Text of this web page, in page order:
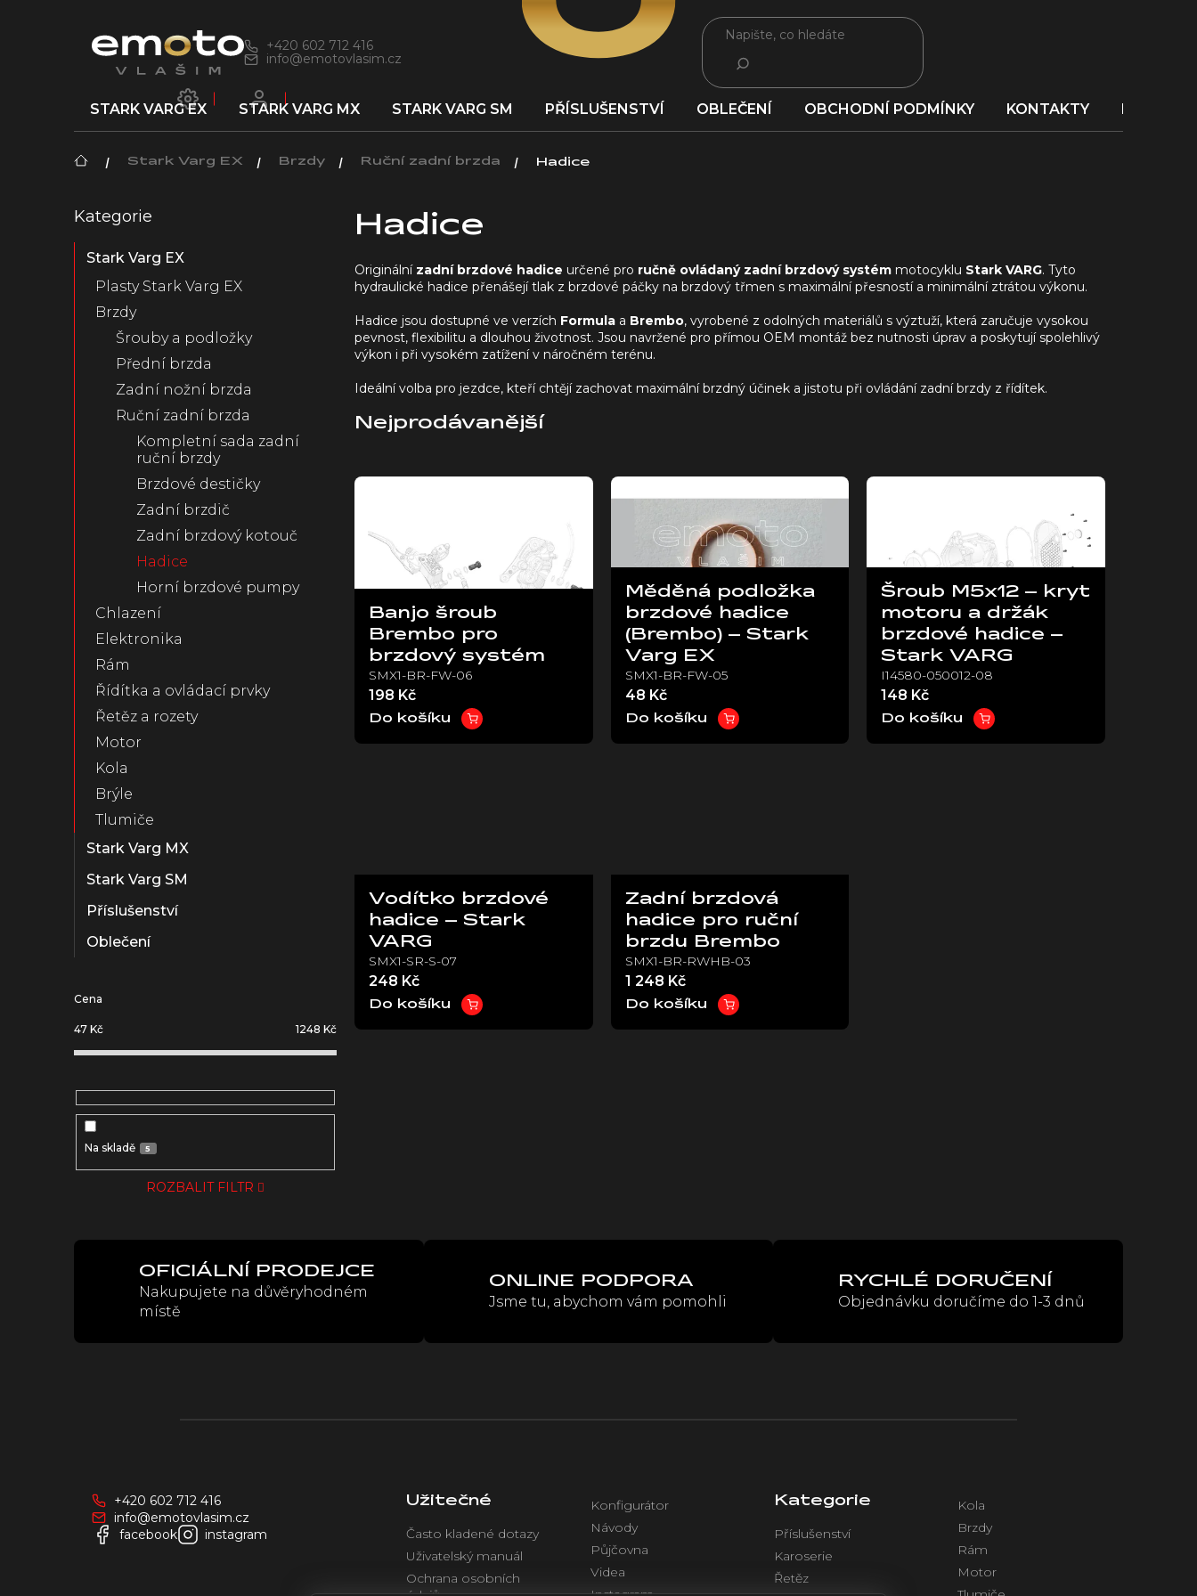
+420 602 712 416
info@emotovlasim.cz
HLEDAT
STARK VARG EX STARK VARG MX STARK VARG SM PŘÍSLUŠENSTVÍ OBLEČENÍ OBCHODNÍ PODMÍNKY KONTAKTY
DomůStark Varg EX Brzdy Ruční zadní brzda Hadice
o
s
Přeskočit
Kategorie
Stark Varg EX
Plasty Stark Varg EX
Brzdy
Šrouby a podložky
Přední brzda
Zadní nožní brzda
Ruční zadní brzda
Kompletní sada zadní
ruční brzdy
Brzdové destičky
Zadní brzdič
Zadní brzdový kotouč
Hadice
Horní brzdové pumpy
Chlazení
Elektronika
Rám
Řídítka a ovládací prvky
Řetěz a rozety
Motor
Kola
Brýle
Tlumiče
Stark Varg MX
Stark Varg SM
Příslušenství
Oblečení
Cena
47 Kč 1248 Kč
Na skladě 5
ROZBALIT FILTR
Hadice
Originální zadní brzdové hadice určené pro ručně ovládaný zadní brzdový systém motocyklu Stark VARG. Tyto
hydraulické hadice přenášejí tlak z brzdové páčky na brzdový třmen s maximální přesností a minimální ztrátou výkonu.
Hadice jsou dostupné ve verzích Formula a Brembo, vyrobené z odolných materiálů s výztuží, která zaručuje vysokou
pevnost, flexibilitu a dlouhou životnost. Jsou navržené pro přímou OEM montáž bez nutnosti úprav a poskytují spolehlivý
výkon i při vysokém zatížení v náročném terénu.
Ideální volba pro jezdce, kteří chtějí zachovat maximální brzdný účinek a jistotu při ovládání zadní brzdy z řídítek.
Nejprodávanější
V
r
Banjo šroub
Brembo pro
brzdový systém
SMX1-BR-FW-06
198 Kč
Do košíku
Měděná podložka
brzdové hadice
(Brembo) – Stark
Varg EX
SMX1-BR-FW-05
48 Kč
Do košíku
Šroub M5x12 – kryt
motoru a držák
brzdové hadice –
Stark VARG
I14580-050012-08
148 Kč
Do košíku
Vodítko brzdové
hadice – Stark
VARG
SMX1-SR-S-07
248 Kč
Do košíku
Zadní brzdová
hadice pro ruční
brzdu Brembo
SMX1-BR-RWHB-03
1 248 Kč
Do košíku
OFICIÁLNÍ PRODEJCE
Nakupujete na důvěryhodném
místě
ONLINE PODPORA
Jsme tu, abychom vám pomohli
RYCHLÉ DORUČENÍ
Objednávku doručíme do 1-3 dnů
+420 602 712 416
info@emotovlasim.cz
facebook
instagram
Užitečné
Často kladené dotazy
Uživatelský manuál
Ochrana osobních
Konfigurátor
Návody
Půjčovna
Videa
Kategorie
Příslušenství
Karoserie
Řetěz
Kola
Brzdy
Rám
Motor